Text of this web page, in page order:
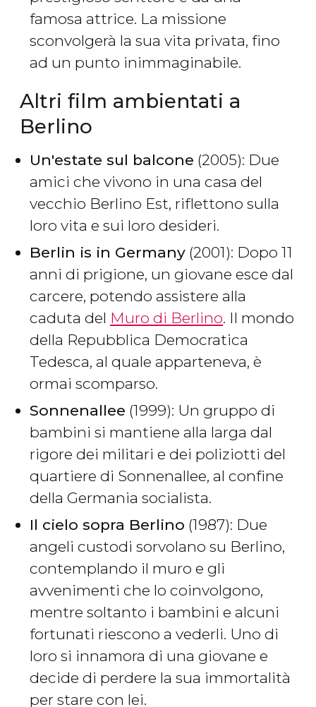
famosa attrice. La missione
sconvolgerà la sua vita privata, fino
ad un punto inimmaginabile.
Altri film ambientati a
Berlino
Un'estate sul balcone (2005): Due
amici che vivono in una casa del
vecchio Berlino Est, riflettono sulla
loro vita e sui loro desideri.
Berlin is in Germany (2001): Dopo 11
anni di prigione, un giovane esce dal
carcere, potendo assistere alla
caduta del Muro di Berlino. Il mondo
della Repubblica Democratica
Tedesca, al quale apparteneva, è
ormai scomparso.
Sonnenallee (1999): Un gruppo di
bambini si mantiene alla larga dal
rigore dei militari e dei poliziotti del
quartiere di Sonnenallee, al confine
della Germania socialista.
Il cielo sopra Berlino (1987): Due
angeli custodi sorvolano su Berlino,
contemplando il muro e gli
avvenimenti che lo coinvolgono,
mentre soltanto i bambini e alcuni
fortunati riescono a vederli. Uno di
loro si innamora di una giovane e
decide di perdere la sua immortalità
per stare con lei.